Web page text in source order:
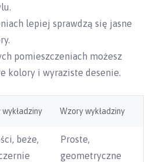
lepiej sprawdzą się jasne
pomieszczeniach możesz
kolory i wyraziste desenie.
wykładziny Wzory wykładziny
beże,
Proste,
geometryczne